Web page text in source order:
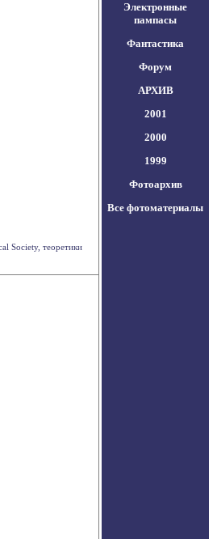
Society, теоретики
Электронные
пампасы
Фантастика
Форум
АРХИВ
2001
2000
1999
Фотоархив
Все фотоматериалы